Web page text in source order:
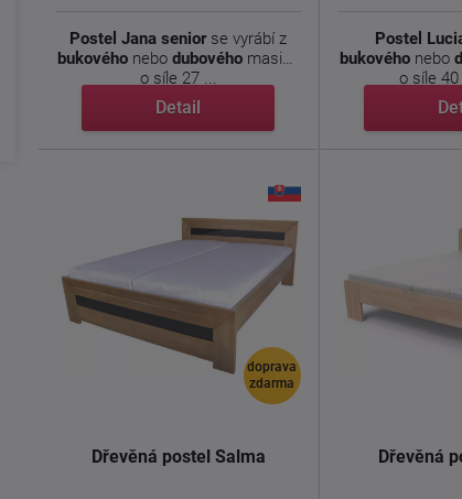
Postel Jana senior se vyrábí z
bukového nebodubového masivu
o síle 27 ...
Detail
Postel
bukového nebo
o síle
doprava
zdarma
Dřevěná postel Salma Dřevěná